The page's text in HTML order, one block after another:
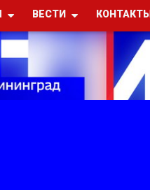
ВЕСТИ КОНТАКТЫ